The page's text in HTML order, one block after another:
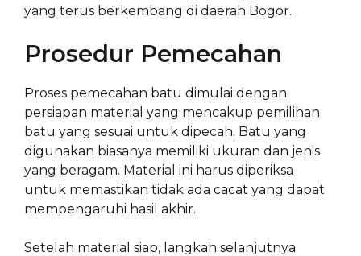
yang terus berkembang di daerah Bogor.
Prosedur Pemecahan
Proses pemecahan batu dimulai dengan
persiapan material yang mencakup pemilihan
batu yang sesuai untuk dipecah. Batu yang
digunakan biasanya memiliki ukuran dan jenis
yang beragam. Material ini harus diperiksa
untuk memastikan tidak ada cacat yang dapat
mempengaruhi hasil akhir.
Setelah material siap, langkah selanjutnya